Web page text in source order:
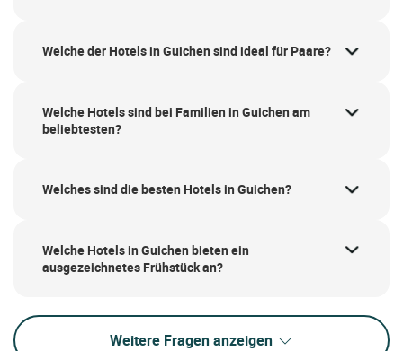
Welche der Hotels in Guichen sind ideal für Paare?
Welche Hotels sind bei Familien in Guichen am
beliebtesten?
Welches sind die besten Hotels in Guichen?
Welche Hotels in Guichen bieten ein
ausgezeichnetes Frühstück an?
Weitere Fragen anzeigen